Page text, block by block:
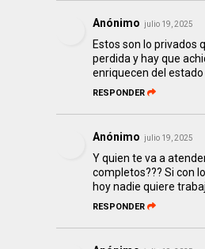
Anónimo julio 19, 2025
Estos son lo privados
perdida y hay que
enriquecen del estado
RESPONDER
Anónimo julio 19, 2025
Y quien te va a
completos??? Si con
hoy nadie quiere
RESPONDER